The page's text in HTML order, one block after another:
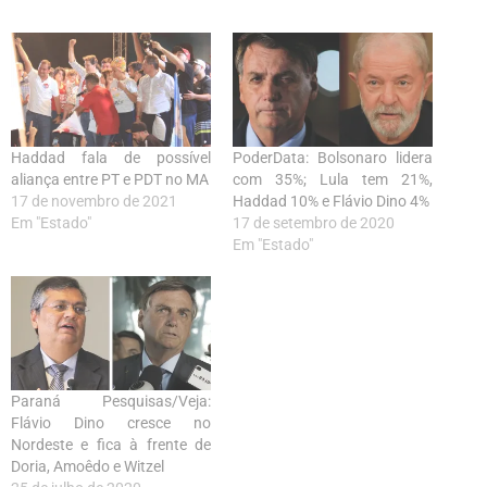
Haddad fala de possível
aliança entre PT e PDT no MA
17 de novembro de 2021
Em "Estado"
PoderData: Bolsonaro lidera
com 35%; Lula tem 21%,
Haddad 10% e Flávio Dino 4%
17 de setembro de 2020
Em "Estado"
Paraná Pesquisas/Veja:
Flávio Dino cresce no
Nordeste e fica à frente de
Doria, Amoêdo e Witzel